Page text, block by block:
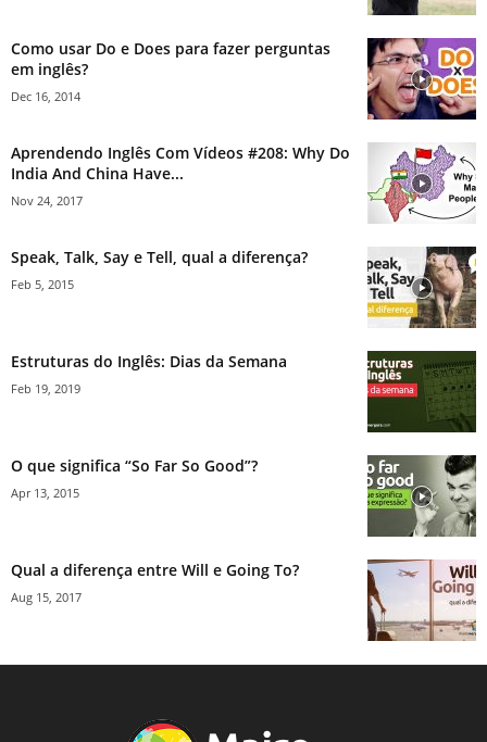
Como usar Do e Does para fazer perguntas
em inglês?
Dec 16, 2014
Aprendendo Inglês Com Vídeos #208: Why Do
India And China Have...
Nov 24, 2017
Speak, Talk, Say e Tell, qual a diferença?
Feb 5, 2015
Estruturas do Inglês: Dias da Semana
Feb 19, 2019
O que significa “So Far So Good”?
Apr 13, 2015
Qual a diferença entre Will e Going To?
Aug 15, 2017